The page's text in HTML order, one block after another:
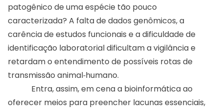
patogênico de uma espécie tão pouco
caracterizada? A falta de dados genômicos, a
carência de estudos funcionais e a dificuldade de
identificação laboratorial dificultam a vigilância e
retardam o entendimento de possíveis rotas de
transmissão animal‑humano.
Entra, assim, em cena a bioinformática ao
oferecer meios para preencher lacunas essenciais,